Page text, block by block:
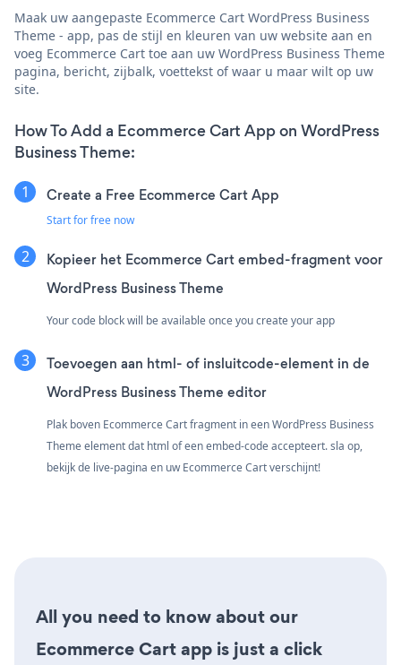
Maak uw aangepaste Ecommerce Cart WordPress Business
Theme - app, pas de stijl en kleuren van uw website aan en
voeg Ecommerce Cart toe aan uw WordPress Business Theme
pagina, bericht, zijbalk, voettekst of waar u maar wilt op uw
site.
How To Add a Ecommerce Cart App on WordPress
Business Theme:
Create a Free Ecommerce Cart App
Start for free now
Kopieer het Ecommerce Cart embed-fragment voor
WordPress Business Theme
Your code block will be available once you create your app
Toevoegen aan html- of insluitcode-element in de
WordPress Business Theme editor
Plak boven Ecommerce Cart fragment in een WordPress Business
Theme element dat html of een embed-code accepteert. sla op,
bekijk de live-pagina en uw Ecommerce Cart verschijnt!
All you need to know about our
Ecommerce Cart app is just a click